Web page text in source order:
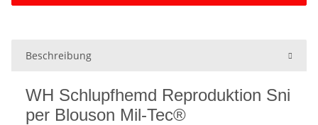
Beschreibung
WH Schlupfhemd Reproduktion Sni
per Blouson Mil-Tec®